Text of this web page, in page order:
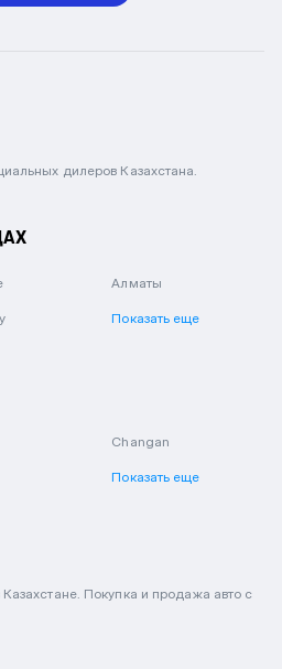
дилеров Казахстана.
Алматы
Показать еще
Changan
Показать еще
Покупка и продажа авто с